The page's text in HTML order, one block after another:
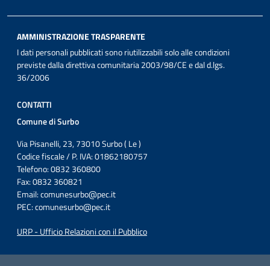
AMMINISTRAZIONE TRASPARENTE
I dati personali pubblicati sono riutilizzabili solo alle condizioni
previste dalla direttiva comunitaria 2003/98/CE e dal d.lgs.
36/2006
CONTATTI
Comune di Surbo
Via Pisanelli, 23, 73010 Surbo ( Le )
Codice fiscale / P. IVA: 01862180757
Telefono: 0832 360800
Fax: 0832 360821
Email:comunesurbo@pec.it
PEC:comunesurbo@pec.it
URP - Ufficio Relazioni con il Pubblico